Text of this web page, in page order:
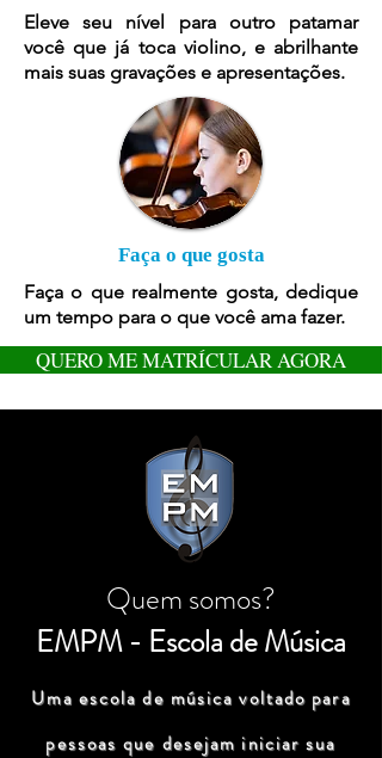
Eleve seu nível para outro patamar
você que já toca violino, e abrilhante
mais suas gravações e apresentações.
Faça o que gosta
Faça o que realmente gosta, dedique
um tempo para o que você ama fazer.
QUERO ME MATRÍCULAR AGORA
Quem somos?
EMPM - Escola de Música
Uma escola de música voltado para
pessoas que desejam iniciar sua